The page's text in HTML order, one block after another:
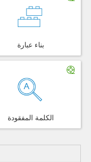
بناء عبارة
الكلمة المفقودة